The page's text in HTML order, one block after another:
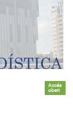
Accés
obert